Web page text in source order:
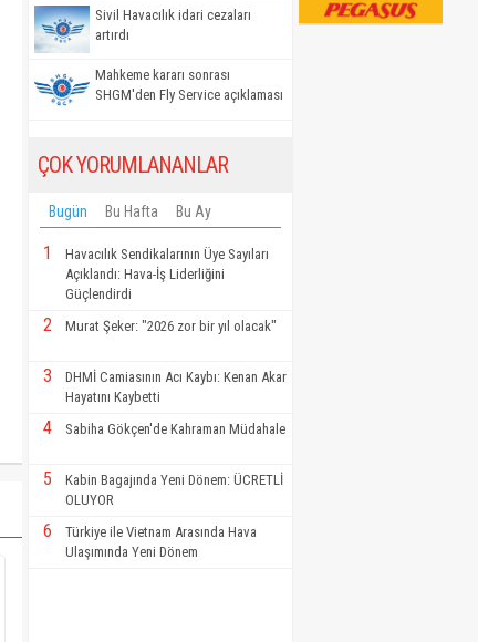
Sivil Havacılık idari cezaları
artırdı
Mahkeme kararı sonrası
SHGM'den Fly Service açıklaması
ÇOK YORUMLANANLAR
Bugün Bu Hafta Bu Ay
1
Havacılık Sendikalarının Üye Sayıları
Açıklandı: Hava-İş Liderliğini
Güçlendirdi
2 Murat Şeker: "2026 zor bir yıl olacak"
3
DHMİ Camiasının Acı Kaybı: Kenan Akar
Hayatını Kaybetti
4 Sabiha Gökçen'de Kahraman Müdahale
5
Kabin Bagajında Yeni Dönem: ÜCRETLİ
OLUYOR
6
Türkiye ile Vietnam Arasında Hava
Ulaşımında Yeni Dönem